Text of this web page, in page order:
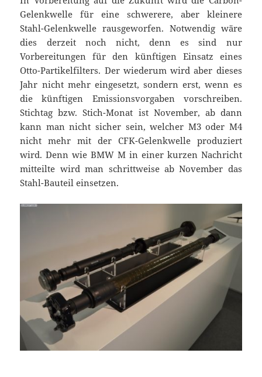
Gelenkwelle für eine schwerere, aber kleinere
Stahl-Gelenkwelle rausgeworfen. Notwendig wäre
dies derzeit noch nicht, denn es sind nur
Vorbereitungen für den künftigen Einsatz eines
Otto-Partikelfilters. Der wiederum wird aber dieses
Jahr nicht mehr eingesetzt, sondern erst, wenn es
die künftigen Emissionsvorgaben vorschreiben.
Stichtag bzw. Stich-Monat ist November, ab dann
kann man nicht sicher sein, welcher M3 oder M4
nicht mehr mit der CFK-Gelenkwelle produziert
wird. Denn wie BMW M in einer kurzen Nachricht
mitteilte wird man schrittweise ab November das
Stahl-Bauteil einsetzen.